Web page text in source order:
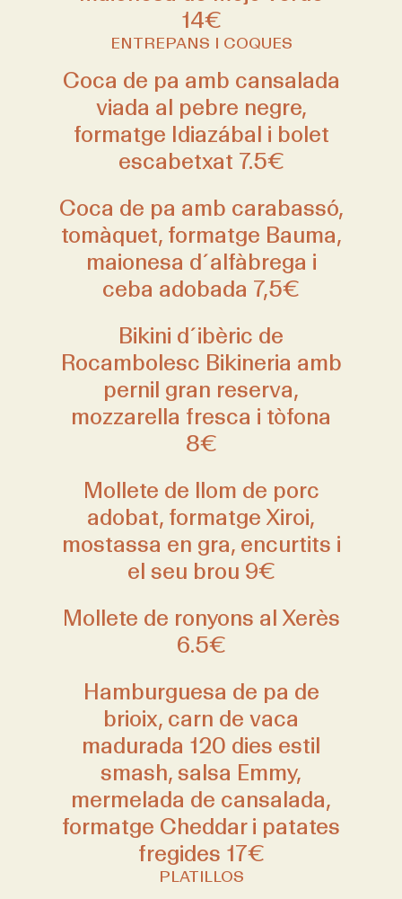
14€
ENTREPANS I COQUES
Coca de pa amb cansalada
viada al pebre negre,
formatge Idiazábal i bolet
escabetxat 7.5€
Coca de pa amb carabassó,
tomàquet, formatge Bauma,
maionesa d´alfàbrega i
ceba adobada 7,5€
Bikini d´ibèric de
Rocambolesc Bikineria amb
pernil gran reserva,
mozzarella fresca i tòfona
8€
Mollete de llom de porc
adobat, formatge Xiroi,
mostassa en gra, encurtits i
el seu brou 9€
Mollete de ronyons al Xerès
6.5€
Hamburguesa de pa de
brioix, carn de vaca
madurada 120 dies estil
smash, salsa Emmy,
mermelada de cansalada,
formatge Cheddar i patates
fregides 17€
PLATILLOS